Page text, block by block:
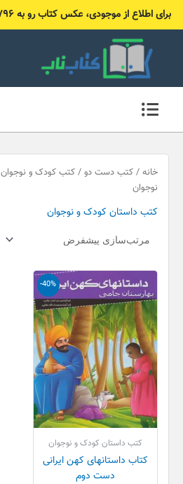
برای اطلاع از موجودی، عکس کتاب رو به ۰۹۱۹۹۸۱۴۷۹۶ (بله یا ایتا) بفرست
خانه / کتب دست دو / کتب کودک و نوجوان
نوجوان
کتب داستان کودک و نوجوان
-40%
کتب داستان کودک و نوجوان
کتاب داستانهای کهن ایرانی
دست دوم
قیمت
اصلی
12,000 تومان
بود.
قیمت
فعلی
است.